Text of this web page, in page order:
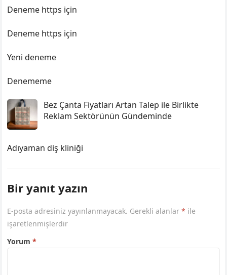
Deneme https için
Deneme https için
Yeni deneme
Denememe
Bez Çanta Fiyatları Artan Talep ile Birlikte
Reklam Sektörünün Gündeminde
Adıyaman diş kliniği
Bir yanıt yazın
E-posta adresiniz yayınlanmayacak. Gerekli alanlar* ile
işaretlenmişlerdir
Yorum*